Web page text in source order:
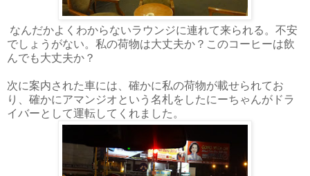
なんだかよくわからないラウンジに連れて来られる。不安
でしょうがない。私の荷物は大丈夫か？このコーヒーは飲
んでも大丈夫か？
次に案内された車には、確かに私の荷物が載せられてお
り、確かにアマンジオという名札をしたにーちゃんがドラ
イバーとして運転してくれました。